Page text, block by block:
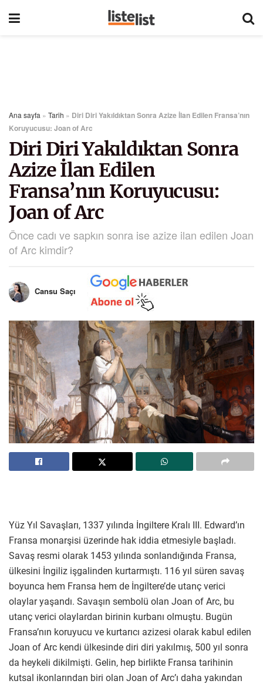
Ana sayfa » Tarih » Diri Diri Yakıldıktan Sonra Azize İlan Edilen Fransa’nın
Koruyucusu: Joan of Arc
Diri Diri Yakıldıktan Sonra
Azize İlan Edilen
Fransa’nın Koruyucusu:
Joan of Arc
Önce cadı ve sapkın sonra ise azize ilan edilen Joan
of Arc kimdir?
Cansu Saçı
Yüz Yıl Savaşları, 1337 yılında İngiltere Kralı III. Edward’ın
Fransa monarşisi üzerinde hak iddia etmesiyle başladı.
Savaş resmi olarak 1453 yılında sonlandığında Fransa,
ülkesini İngiliz işgalinden kurtarmıştı. 116 yıl süren savaş
boyunca hem Fransa hem de İngiltere’de utanç verici
olaylar yaşandı. Savaşın sembolü olan Joan of Arc, bu
utanç verici olaylardan birinin kurbanı olmuştu. Bugün
Fransa’nın koruyucu ve kurtarıcı azizesi olarak kabul edilen
Joan of Arc kendi ülkesinde diri diri yakılmış, 500 yıl sonra
da heykeli dikilmişti. Gelin, hep birlikte Fransa tarihinin
kutsal ikonlarından biri olan Joan of Arc’ı daha yakından